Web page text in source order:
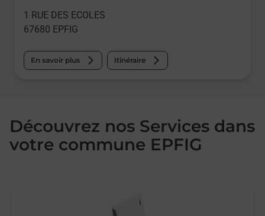
1 RUE DES ECOLES
67680 EPFIG
En savoir plus Itinéraire
Découvrez nos Services dans
votre commune EPFIG